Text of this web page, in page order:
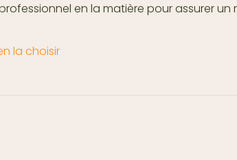
professionnel en la matière pour assurer
la choisir